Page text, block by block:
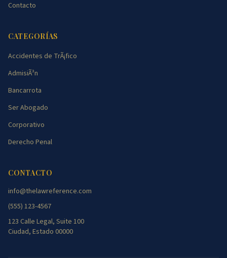
Contacto
CATEGORÍAS
Accidentes de TrÃ¡fico
AdmisiÃ³n
Bancarrota
Ser Abogado
Corporativo
Derecho Penal
CONTACTO
info@thelawreference.com
(555) 123-4567
123 Calle Legal, Suite 100
Ciudad, Estado 00000